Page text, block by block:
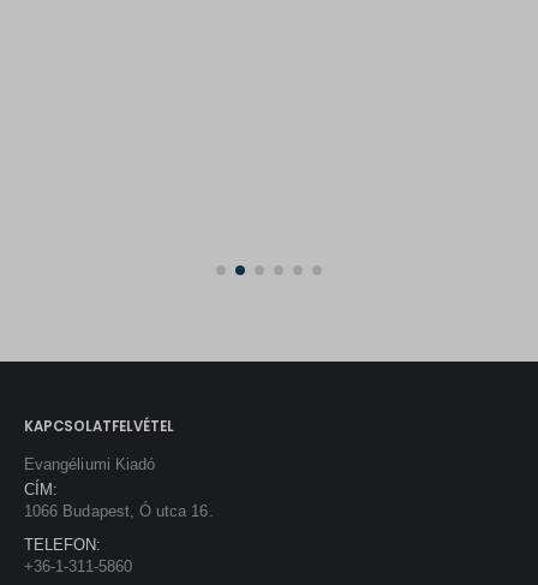
KAPCSOLATFELVÉTEL
Evangéliumi Kiadó
CÍM:
1066 Budapest, Ó utca 16.
TELEFON:
+36-1-311-5860